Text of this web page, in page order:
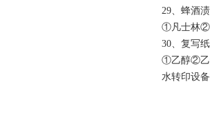
29、蜂酒渍
①凡士林②
30、复写
①乙醇②乙
水转印设